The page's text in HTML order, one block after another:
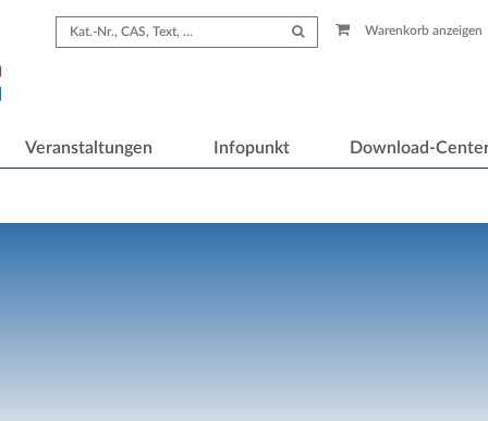
Warenkorb anzeigen
Veranstaltungen Infopunkt Download-